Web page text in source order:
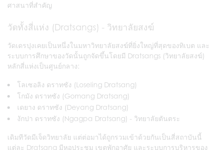
ศาสนาที่สำคัญ
วัดทั้งสี่แห่ง (Dratsangs) - วิทยาลัยสงฆ์
วัดเดรปุงเคยเป็นหนึ่งในมหาวิทยาลัยสงฆ์ที่ยิ่งใหญ่ที่สุดของทิเบต และ
ระบบการศึกษาของวัดนั้นถูกจัดขึ้นโดยมี Dratsangs (วิทยาลัยสงฆ์)
หลักสี่แห่งเป็นศูนย์กลาง:
โลเซอลิง ดราทซัง (Loseling Dratsang)
โกมัง ดราทซัง (Gomang Dratsang)
เดยาง ดราทซัง (Deyang Dratsang)
งักปา ดราทซัง (Ngagpa Dratsang) - วิทยาลัยตันตระ
เดิมทีวัดมีเจ็ดวิทยาลัย แต่ต่อมาได้ถูกรวมเข้าด้วยกันเป็นสี่สถาบันนี้
แต่ละ Dratsang มีหอประชุม เขตพักอาศัย และระบบการบริหารของ